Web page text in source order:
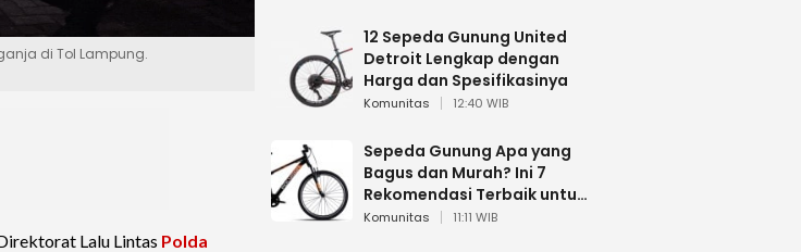
di Tol Lampung.
Lalu Lintas Polda
12 Sepeda Gunung United
Detroit Lengkap dengan
Harga dan Spesifikasinya
Komunitas 12:40 WIB
Sepeda Gunung Apa yang
Bagus dan Murah? Ini 7
Rekomendasi Terbaik untuk
Pemula
Komunitas 11:11 WIB